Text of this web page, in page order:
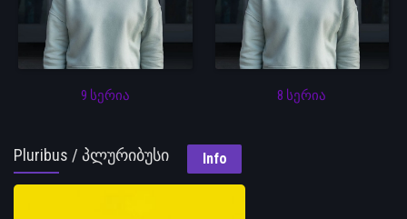
9 სერია 8 სერია
Pluribus / პლურიბუსი Info